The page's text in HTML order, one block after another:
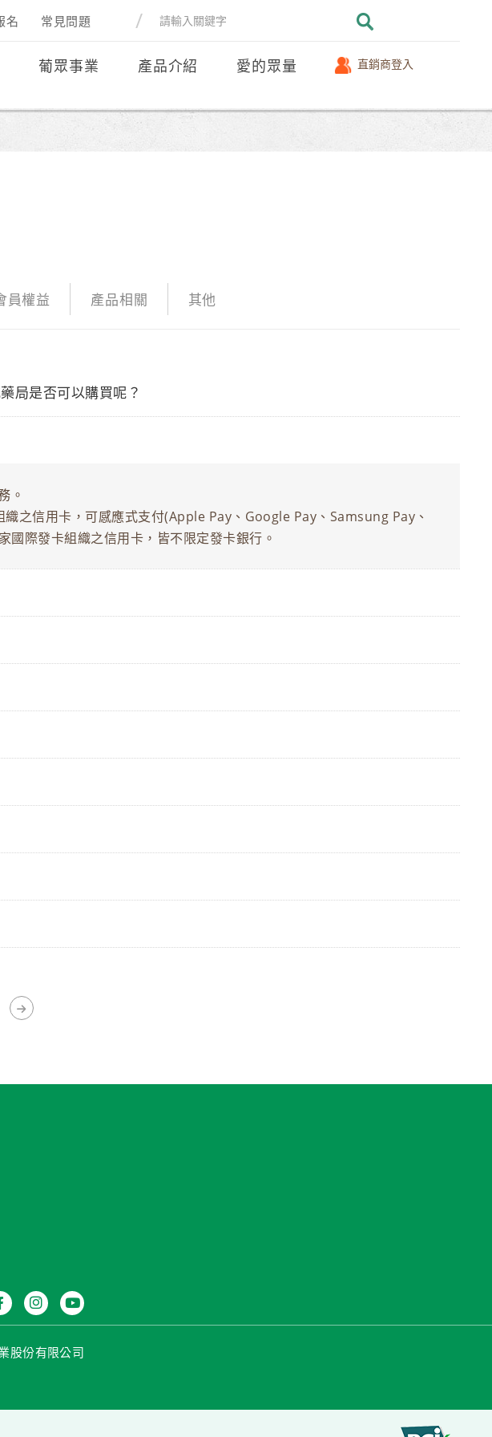
名 常見問題
葡眾事業 產品介紹 愛的眾量 直銷商登入
員權益 產品相關 其他
局是否可以購買呢？
。
之信用卡，可感應式支付(Apple Pay、Google Pay、Samsung Pay、
際發卡組織之信用卡，皆不限定發卡銀行。
股份有限公司